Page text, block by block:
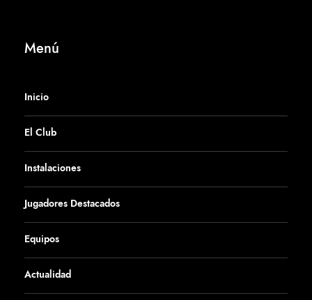
Menú
Inicio
El Club
Instalaciones
Jugadores Destacados
Equipos
Actualidad